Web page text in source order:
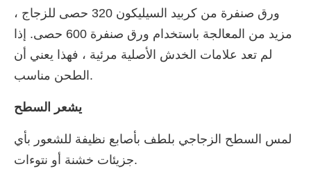
ورق صنفرة من كربيد السيليكون 320 حصى للزجاج ،
مزيد من المعالجة باستخدام ورق صنفرة 600 حصى. إذا
لم تعد علامات الخدش الأصلية مرئية ، فهذا يعني أن
الطحن مناسب.
يشعر السطح
لمس السطح الزجاجي بلطف بأصابع نظيفة للشعور بأي
جزيئات خشنة أو نتوءات.